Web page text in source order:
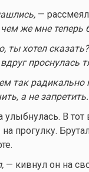
—
же мне теперь
ты хотел
проснулась
так радикально
а не запретить.
улыбнулась. В тот
прогулку.
— кивнул он на